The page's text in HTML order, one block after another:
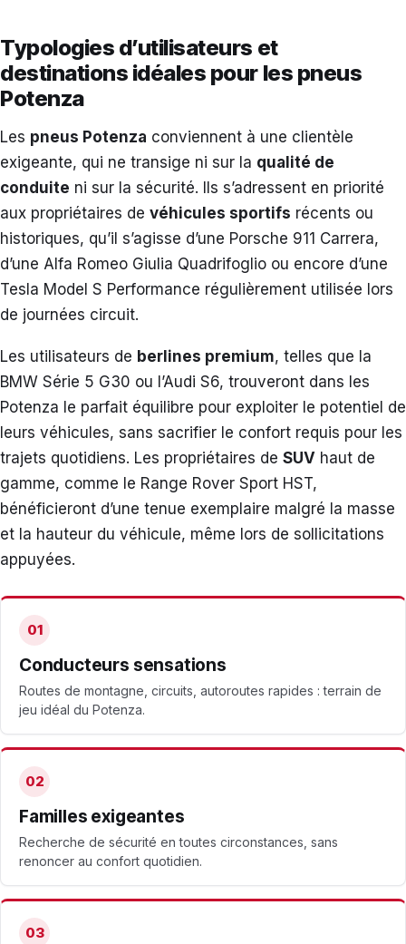
Typologies d’utilisateurs et
destinations idéales pour les pneus
Potenza
Les pneus Potenza conviennent à une clientèle
exigeante, qui ne transige ni sur la qualité de
conduite ni sur la sécurité. Ils s’adressent en priorité
aux propriétaires de véhicules sportifs récents ou
historiques, qu’il s’agisse d’une Porsche 911 Carrera,
d’une Alfa Romeo Giulia Quadrifoglio ou encore d’une
Tesla Model S Performance régulièrement utilisée lors
de journées circuit.
Les utilisateurs de berlines premium, telles que la
BMW Série 5 G30 ou l’Audi S6, trouveront dans les
Potenza le parfait équilibre pour exploiter le potentiel de
leurs véhicules, sans sacrifier le confort requis pour les
trajets quotidiens. Les propriétaires de SUV haut de
gamme, comme le Range Rover Sport HST,
bénéficieront d’une tenue exemplaire malgré la masse
et la hauteur du véhicule, même lors de sollicitations
appuyées.
01
Conducteurs sensations
Routes de montagne, circuits, autoroutes rapides : terrain de
jeu idéal du Potenza.
02
Familles exigeantes
Recherche de sécurité en toutes circonstances, sans
renoncer au confort quotidien.
03